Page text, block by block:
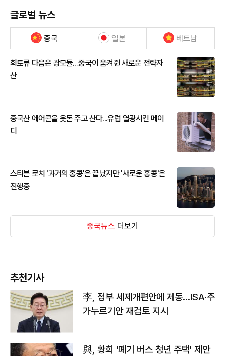
글로벌 뉴스
중국 일본 베트남
희토류 다음은 광모듈…중국이 움켜쥔 새로운 전략자
산
중국산 에어콘을 웃돈 주고 산다...유럽 열광시킨 메이
디
스티븐 로치 '과거의 홍콩'은 끝났지만 '새로운 홍콩'은
진행중
중국뉴스 더보기
추천기사
李, 정부 세제개편안에 제동…ISA·주
가누르기안 재검토 지시
與, 황희 '폐기 버스 청년 주택' 제안